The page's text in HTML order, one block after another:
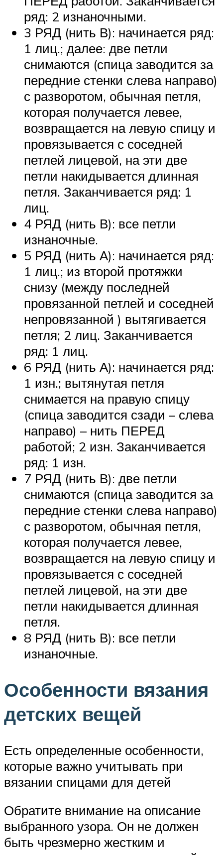
ряд: 2 изнаночными.
3 РЯД (нить В): начинается ряд:
1 лиц.; далее: две петли
снимаются (спица заводится за
передние стенки слева направо)
с разворотом, обычная петля,
которая получается левее,
возвращается на левую спицу и
провязывается с соседней
петлей лицевой, на эти две
петли накидывается длинная
петля. Заканчивается ряд: 1
лиц.
4 РЯД (нить В): все петли
изнаночные.
5 РЯД (нить А): начинается ряд:
1 лиц.; из второй протяжки
снизу (между последней
провязанной петлей и соседней
непровязанной ) вытягивается
петля; 2 лиц. Заканчивается
ряд: 1 лиц.
6 РЯД (нить А): начинается ряд:
1 изн.; вытянутая петля
снимается на правую спицу
(спица заводится сзади – слева
направо) – нить ПЕРЕД
работой; 2 изн. Заканчивается
ряд: 1 изн.
7 РЯД (нить В): две петли
снимаются (спица заводится за
передние стенки слева направо)
с разворотом, обычная петля,
которая получается левее,
возвращается на левую спицу и
провязывается с соседней
петлей лицевой, на эти две
петли накидывается длинная
петля.
8 РЯД (нить В): все петли
изнаночные.
Особенности вязания
детских вещей
Есть определенные особенности,
которые важно учитывать при
вязании спицами для детей
Обратите внимание на описание
выбранного узора. Он не должен
быть чрезмерно жестким и